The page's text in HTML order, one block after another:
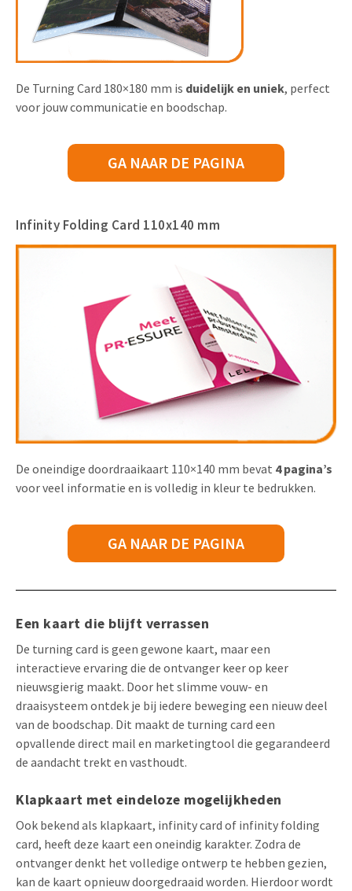
De Turning Card 180×180 mm is duidelijk en uniek, perfect
voor jouw communicatie en boodschap.
GA NAAR DE PAGINA
Infinity Folding Card 110x140 mm
De oneindige doordraaikaart 110×140 mm bevat 4 pagina’s
voor veel informatie en is volledig in kleur te bedrukken.
GA NAAR DE PAGINA
Een kaart die blijft verrassen
De turning card is geen gewone kaart, maar een
interactieve ervaring die de ontvanger keer op keer
nieuwsgierig maakt. Door het slimme vouw- en
draaisysteem ontdek je bij iedere beweging een nieuw deel
van de boodschap. Dit maakt de turning card een
opvallende direct mail en marketingtool die gegarandeerd
de aandacht trekt en vasthoudt.
Klapkaart met eindeloze mogelijkheden
Ook bekend als klapkaart, infinity card of infinity folding
card, heeft deze kaart een oneindig karakter. Zodra de
ontvanger denkt het volledige ontwerp te hebben gezien,
kan de kaart opnieuw doorgedraaid worden. Hierdoor wordt